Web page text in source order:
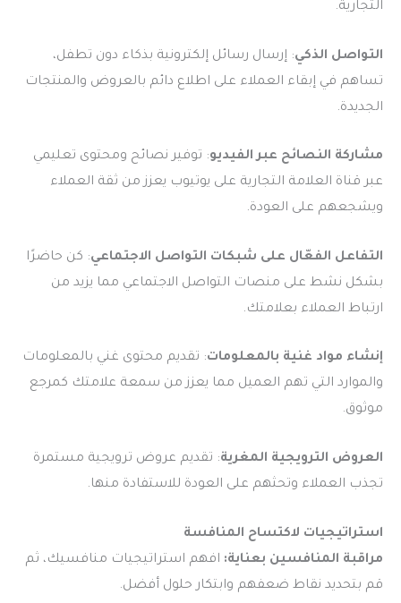
التجارية.
التواصل الذكي: إرسال رسائل إلكترونية بذكاء دون تطفل،
تساهم في إبقاء العملاء على اطلاع دائم بالعروض والمنتجات
الجديدة.
مشاركة النصائح عبر الفيديو: توفير نصائح ومحتوى تعليمي
عبر قناة العلامة التجارية على يوتيوب يعزز من ثقة العملاء
ويشجعهم على العودة.
التفاعل الفعّال على شبكات التواصل الاجتماعي: كن حاضرًا
بشكل نشط على منصات التواصل الاجتماعي مما يزيد من
ارتباط العملاء بعلامتك.
إنشاء مواد غنية بالمعلومات: تقديم محتوى غني بالمعلومات
والموارد التي تهم العميل مما يعزز من سمعة علامتك كمرجع
موثوق.
العروض الترويجية المغرية: تقديم عروض ترويجية مستمرة
تجذب العملاء وتحثهم على العودة للاستفادة منها.
استراتيجيات لاكتساح المنافسة
مراقبة المنافسين بعناية: افهم استراتيجيات منافسيك، ثم
قم بتحديد نقاط ضعفهم وابتكار حلول أفضل.